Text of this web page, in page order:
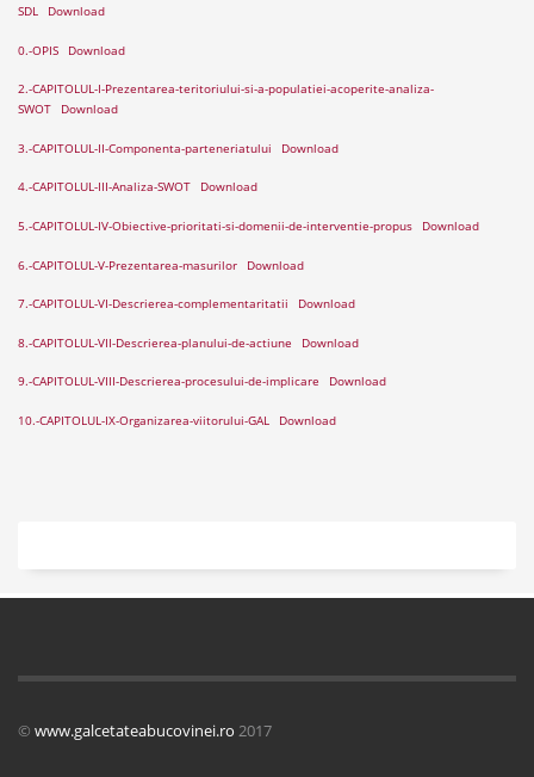
SDL
Download
0.-OPIS Download
2.-CAPITOLUL-I-Prezentarea-teritoriului-si-a-populatiei-acoperite-analiza-
SWOT
Download
3.-CAPITOLUL-II-Componenta-parteneriatului Download
4.-CAPITOLUL-III-Analiza-SWOT Download
5.-CAPITOLUL-IV-Obiective-prioritati-si-domenii-de-interventie-propus Download
6.-CAPITOLUL-V-Prezentarea-masurilor Download
7.-CAPITOLUL-VI-Descrierea-complementaritatii Download
8.-CAPITOLUL-VII-Descrierea-planului-de-actiune Download
9.-CAPITOLUL-VIII-Descrierea-procesului-de-implicare Download
10.-CAPITOLUL-IX-Organizarea-viitorului-GAL Download
© www.galcetateabucovinei.ro 2017